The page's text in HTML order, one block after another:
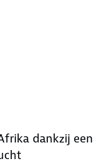
dankzij een